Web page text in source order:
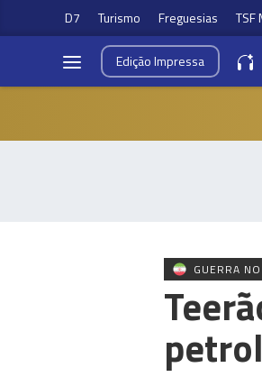
D7 Turismo Freguesias TSF
EdiçãoImpressa
GUERRA